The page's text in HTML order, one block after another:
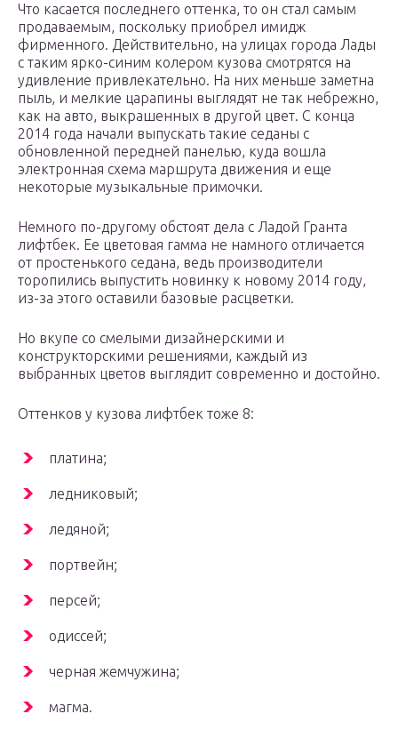
Что касается последнего оттенка, то он стал самым
продаваемым, поскольку приобрел имидж
фирменного. Действительно, на улицах города Лады
с таким ярко-синим колером кузова смотрятся на
удивление привлекательно. На них меньше заметна
пыль, и мелкие царапины выглядят не так небрежно,
как на авто, выкрашенных в другой цвет. С конца
2014 года начали выпускать такие седаны с
обновленной передней панелью, куда вошла
электронная схема маршрута движения и еще
некоторые музыкальные примочки.
Немного по-другому обстоят дела с Ладой Гранта
лифтбек. Ее цветовая гамма не намного отличается
от простенького седана, ведь производители
торопились выпустить новинку к новому 2014 году,
из-за этого оставили базовые расцветки.
Но вкупе со смелыми дизайнерскими и
конструкторскими решениями, каждый из
выбранных цветов выглядит современно и достойно.
Оттенков у кузова лифтбек тоже 8:
платина;
ледниковый;
ледяной;
портвейн;
персей;
одиссей;
черная жемчужина;
магма.